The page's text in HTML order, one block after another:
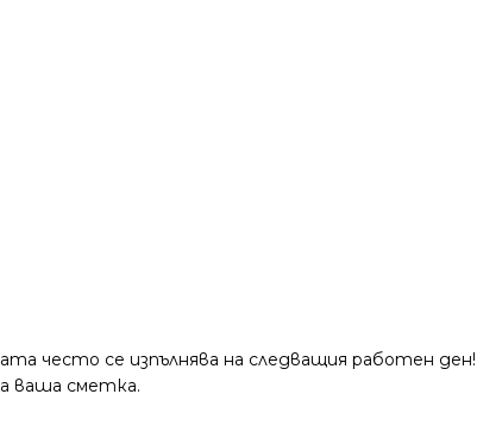
често се изпълнява на следващия работен ден!
ваша сметка.